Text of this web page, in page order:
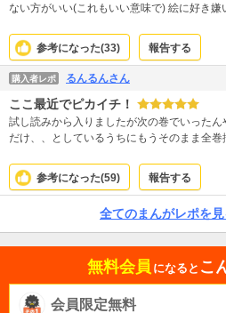
ない方がいい(これもいい意味で) 絵に好き嫌
係ありません。 各キャラも魅力的で、ただ
好印象。 続きもどうなるのか、すごく楽しみ
参考になった(33) 報告する
購入者レポ るんるんさん
ここ最近でピカイチ！
試し読みから入りましたが次の巻でいった
だけ、、としているうちにもうそのまま全巻
すぎてハラハラドキドキ、さらに子供たち
じることが出来て純粋にスゲーーーかっけー
子どもが主人公なので生々しい恋愛などが
参考になった(59) 報告する
全てのまんがレポを
無料会員 になると こ
会員限定無料